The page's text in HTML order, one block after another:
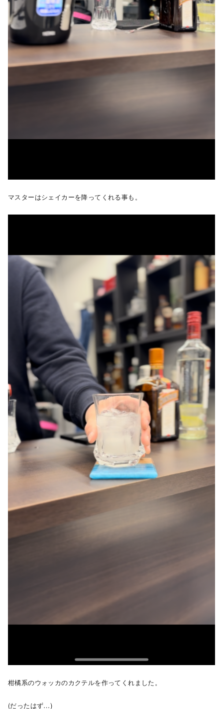
マスターはシェイカーを降ってくれる事も。
柑橘系のウォッカのカクテルを作ってくれました。
(だったはず…)